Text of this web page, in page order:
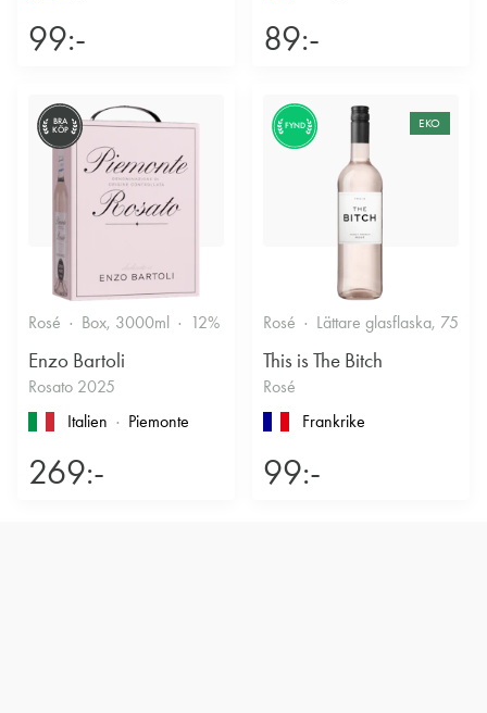
99:- 89:-
BRA
KÖP
Rosé Box, 3000ml 12% Friskt & Bärigt
Enzo Bartoli
Rosato 2025
Italien
Piemonte
269:-
FYND EKO
Rosé Lättare glasflaska, 750ml
This is The Bitch
Rosé
Frankrike
99:-